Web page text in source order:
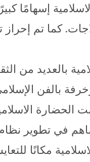
إسهامًا
كما تم
بالعديد من
بالفن
الحضارة
في تطوير نظام
مكانًا